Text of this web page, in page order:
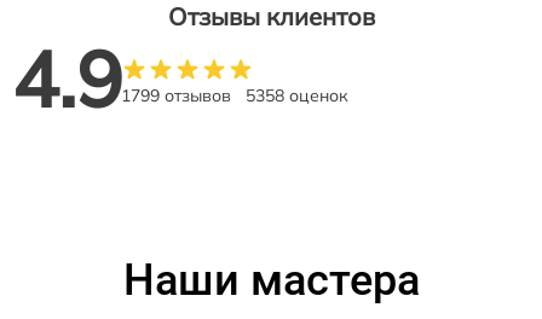
Отзывы клиентов
4.91799 отзывов 5358 оценок
Наши мастера